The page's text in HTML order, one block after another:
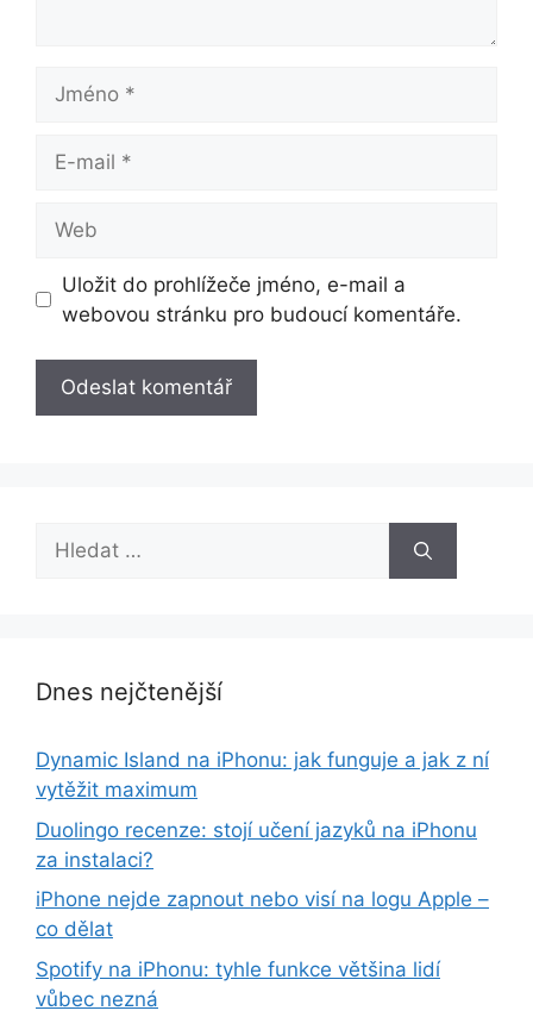
Jméno
mail
Uložit do prohlížeče jméno, e-mail a
webovou stránku pro budoucí komentáře.
Hledat:
Dnes nejčtenější
Dynamic Island na iPhonu: jak funguje a jak z ní
vytěžit maximum
Duolingo recenze: stojí učení jazyků na iPhonu
za instalaci?
iPhone nejde zapnout nebo visí na logu Apple –
co dělat
Spotify na iPhonu: tyhle funkce většina lidí
vůbec nezná